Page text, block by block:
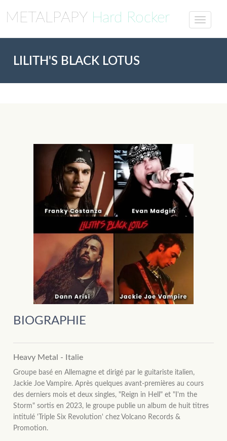
METALPAPY Hard Rocker
LILITH'S BLACK LOTUS
BIOGRAPHIE
Heavy Metal - Italie
Groupe basé en Allemagne et dirigé par le guitariste italien,
Jackie Joe Vampire. Après quelques avant-premières au cours
des derniers mois et deux singles, "Reign in Hell" et "I'm the
Storm" sortis en 2023, le groupe publie un album de huit titres
intitulé 'Triple Six Revolution' chez Volcano Records &
Promotion.